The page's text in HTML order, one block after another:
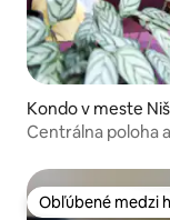
Kondo v meste Niš
Centrálna poloha
Obľúbené medzi
Obľúbené medzi